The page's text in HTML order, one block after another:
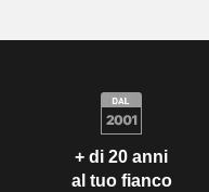
+ di 20 anni
al tuo fianco